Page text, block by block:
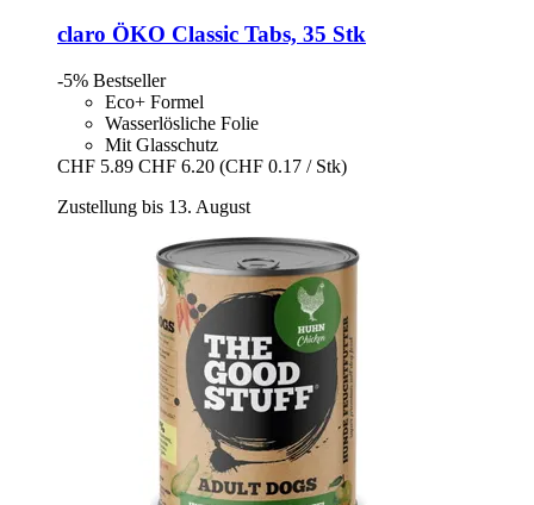
claro ÖKO Classic Tabs, 35 Stk
-5% Bestseller
Eco+ Formel
Wasserlösliche Folie
Mit Glasschutz
CHF 5.89 CHF 6.20 (CHF 0.17 / Stk)
Zustellung bis 13. August